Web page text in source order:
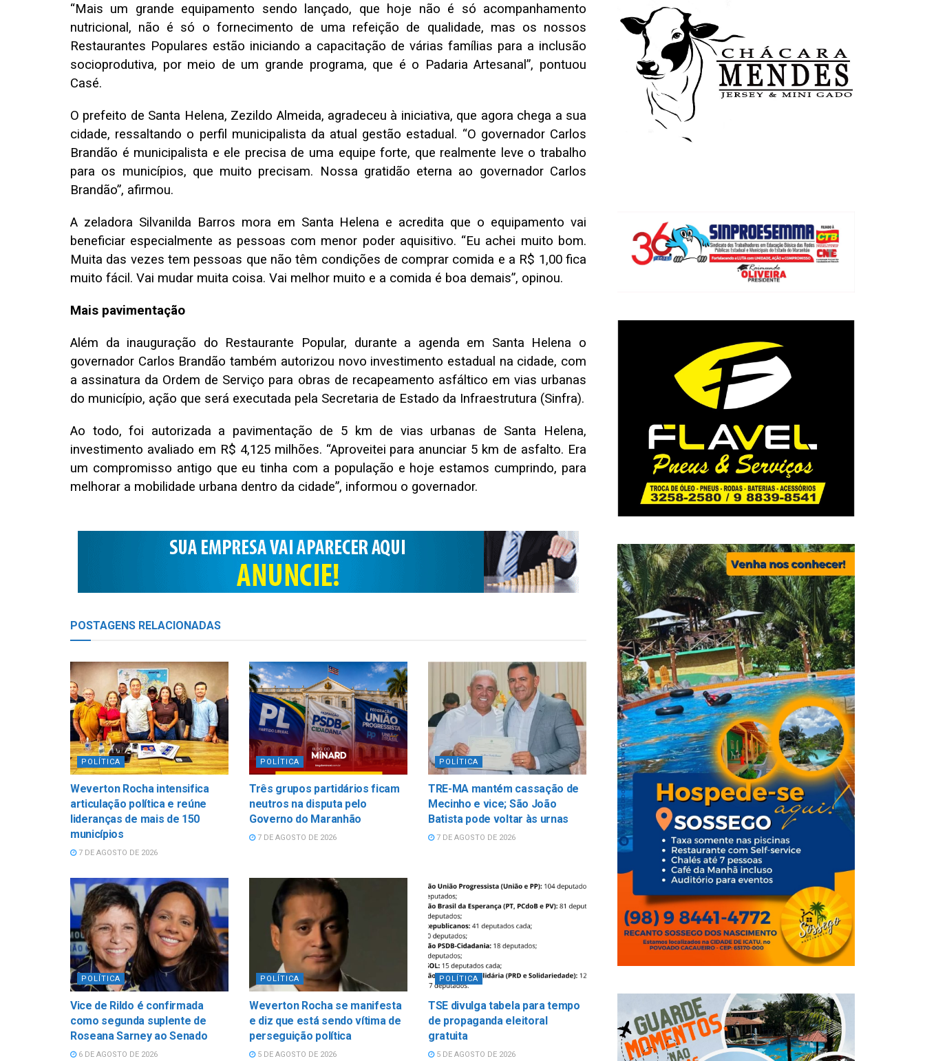
“Mais um grande equipamento sendo lançado, que hoje não é só acompanhamento
nutricional, não é só o fornecimento de uma refeição de qualidade, mas os nossos
Restaurantes Populares estão iniciando a capacitação de várias famílias para a inclusão
socioprodutiva, por meio de um grande programa, que é o Padaria Artesanal”, pontuou
Casé.
O prefeito de Santa Helena, Zezildo Almeida, agradeceu à iniciativa, que agora chega a sua
cidade, ressaltando o perfil municipalista da atual gestão estadual. “O governador Carlos
Brandão é municipalista e ele precisa de uma equipe forte, que realmente leve o trabalho
para os municípios, que muito precisam. Nossa gratidão eterna ao governador Carlos
Brandão”, afirmou.
A zeladora Silvanilda Barros mora em Santa Helena e acredita que o equipamento vai
beneficiar especialmente as pessoas com menor poder aquisitivo. “Eu achei muito bom.
Muita das vezes tem pessoas que não têm condições de comprar comida e a R$ 1,00 fica
muito fácil. Vai mudar muita coisa. Vai melhor muito e a comida é boa demais”, opinou.
Mais pavimentação
Além da inauguração do Restaurante Popular, durante a agenda em Santa Helena o
governador Carlos Brandão também autorizou novo investimento estadual na cidade, com
a assinatura da Ordem de Serviço para obras de recapeamento asfáltico em vias urbanas
do município, ação que será executada pela Secretaria de Estado da Infraestrutura (Sinfra).
Ao todo, foi autorizada a pavimentação de 5 km de vias urbanas de Santa Helena,
investimento avaliado em R$ 4,125 milhões. “Aproveitei para anunciar 5 km de asfalto. Era
um compromisso antigo que eu tinha com a população e hoje estamos cumprindo, para
melhorar a mobilidade urbana dentro da cidade”, informou o governador.
POSTAGENS RELACIONADAS
POLÍTICA
Weverton Rocha intensifica
articulação política e reúne
lideranças de mais de 150
municípios
7 DE AGOSTO DE 2026
POLÍTICA
Três grupos partidários ficam
neutros na disputa pelo
Governo do Maranhão
7 DE AGOSTO DE 2026
POLÍTICA
TRE-MA mantém cassação de
Mecinho e vice; São João
Batista pode voltar às urnas
7 DE AGOSTO DE 2026
POLÍTICA
Vice de Rildo é confirmada
como segunda suplente de
Roseana Sarney ao Senado
6 DE AGOSTO DE 2026
POLÍTICA
Weverton Rocha se manifesta
e diz que está sendo vítima de
perseguição política
5 DE AGOSTO DE 2026
POLÍTICA
TSE divulga tabela para tempo
de propaganda eleitoral
gratuita
5 DE AGOSTO DE 2026